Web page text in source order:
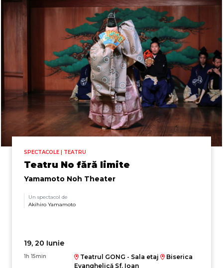
SPECTACOLE | TEATRU
Teatru No fără limite
Yamamoto Noh Theater
Un spectacol de
Akihiro Yamamoto
19, 20 Iunie
1h 15min Teatrul GONG - Sala etaj
Biserica
Evanghelică Sf. Ioan